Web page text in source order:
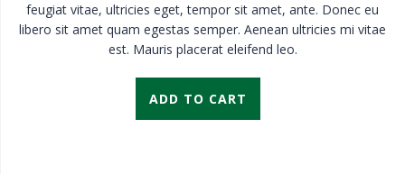
feugiat vitae, ultricies eget, tempor sit amet, ante. Donec eu
libero sit amet quam egestas semper. Aenean ultricies mi vitae
est. Mauris placerat eleifend leo.
ADD TO CART